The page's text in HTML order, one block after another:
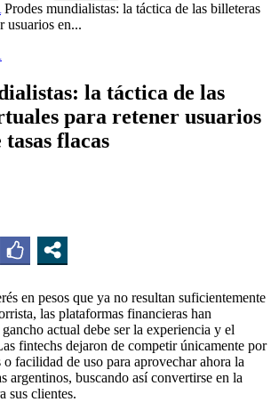
Prodes mundialistas: la táctica de las billeteras
usuarios en...
la táctica de las
para retener usuarios
tasas flacas
en pesos que ya no resultan suficientemente
las plataformas financieras han
actual debe ser la experiencia y el
fintechs dejaron de competir únicamente por
facilidad de uso para aprovechar ahora la
argentinos, buscando así convertirse en la
sus clientes.